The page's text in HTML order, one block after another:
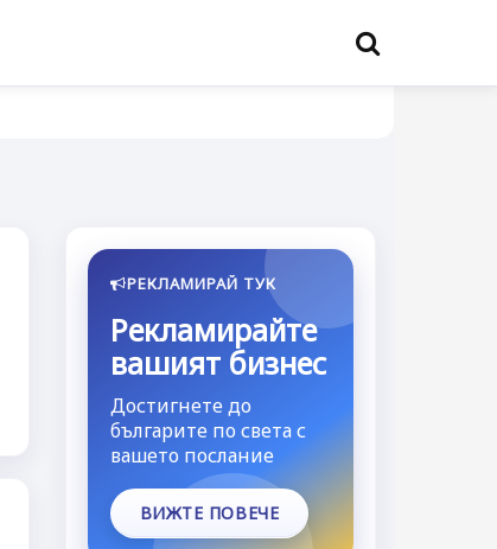
РЕКЛАМИРАЙ ТУК
Рекламирайте
вашият бизнес
Достигнете до
българите по света с
вашето послание
ВИЖТЕ ПОВЕЧЕ